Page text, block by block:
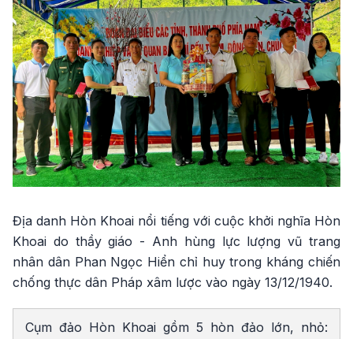
Địa danh Hòn Khoai nổi tiếng với cuộc khởi nghĩa Hòn
Khoai do thầy giáo - Anh hùng lực lượng vũ trang
nhân dân Phan Ngọc Hiển chỉ huy trong kháng chiến
chống thực dân Pháp xâm lược vào ngày 13/12/1940.
Cụm đảo Hòn Khoai gồm 5 hòn đảo lớn, nhỏ: